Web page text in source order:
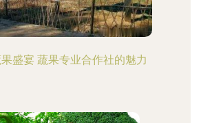
盛宴 蔬果专业合作社的魅力